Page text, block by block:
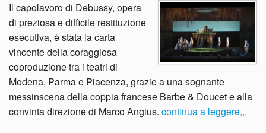
Il capolavoro di Debussy, opera
di preziosa e difficile restituzione
esecutiva, è stata la carta
vincente della coraggiosa
coproduzione tra i teatri di
Modena, Parma e Piacenza, grazie a una sognante
messinscena della coppia francese Barbe & Doucet e alla
convinta direzione di Marco Angius. continua a leggere,,,